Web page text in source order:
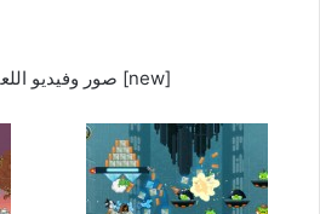
[new] صور وفيديو اللعبة [/new]